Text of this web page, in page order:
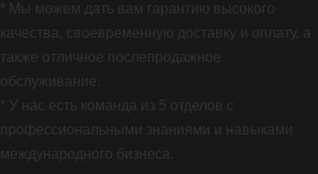
* Мы можем дать вам гарантию высокого
качества, своевременную доставку и оплату, а
также отличное послепродажное
обслуживание.
* У нас есть команда из 5 отделов с
профессиональными знаниями и навыками
международного бизнеса.